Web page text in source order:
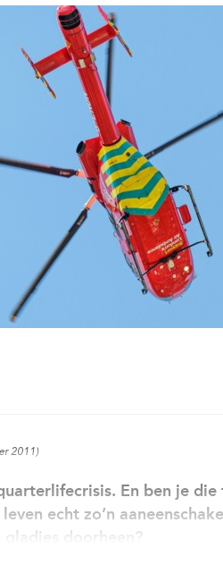
2011)
En ben je die
echt zo’n
gladjes doorheen?